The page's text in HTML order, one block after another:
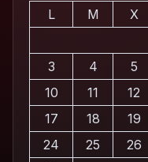
L
M X
3
4 5
10
11 12
17
18 19
24
25 26